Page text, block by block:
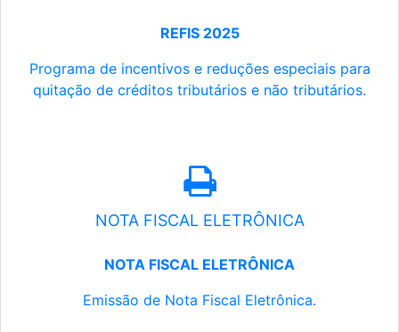
REFIS 2025
Programa de incentivos e reduções especiais para
quitação de créditos tributários e não tributários.
NOTA FISCAL ELETRÔNICA
NOTA FISCAL ELETRÔNICA
Emissão de Nota Fiscal Eletrônica.